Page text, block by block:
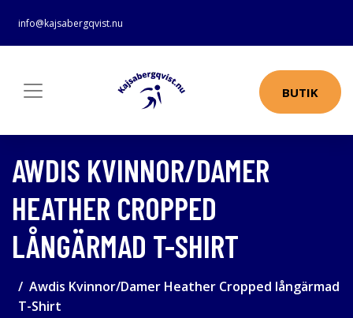
info@kajsabergqvist.nu
BUTIK
AWDIS KVINNOR/DAMER
HEATHER CROPPED
LÅNGÄRMAD T-SHIRT
Awdis Kvinnor/Damer Heather Cropped långärmad
T-Shirt